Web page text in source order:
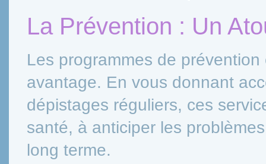
La Prévention : Un
Les programmes de
avantage. En vous donnant
dépistages réguliers, ces
santé, à anticiper les
long terme.